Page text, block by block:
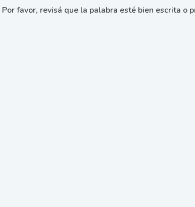
Por favor, revisá que la palabra esté bien escrita o